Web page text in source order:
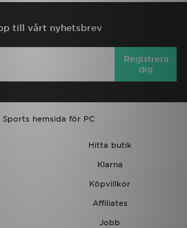
till vårt nyhetsbrev
Registrera
dig
Sports hemsida för PC
Hitta butik
Klarna
Köpvillkor
Affiliates
Jobb